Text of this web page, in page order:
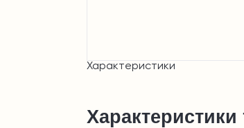
Характеристики
Характеристики